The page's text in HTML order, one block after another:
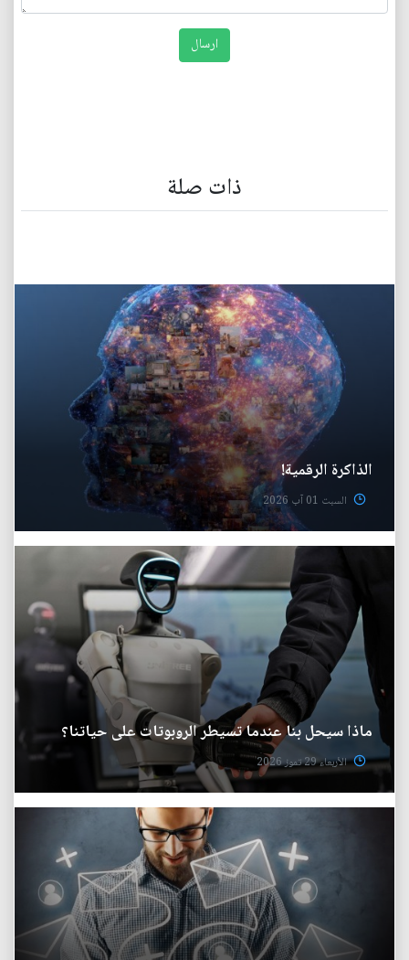
ذات صلة
الذاكرة الرقمية!
السبت 01 آب 2026
ماذا سيحل بنا عندما تسيطر الروبوتات على حياتنا؟
الأربعاء 29 تموز 2026